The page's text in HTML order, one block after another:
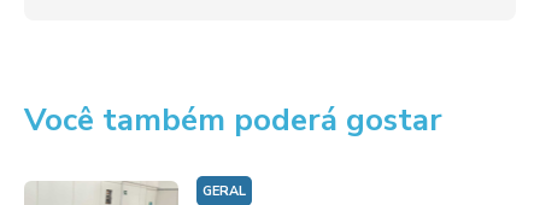
Você também poderá gostar
GERAL